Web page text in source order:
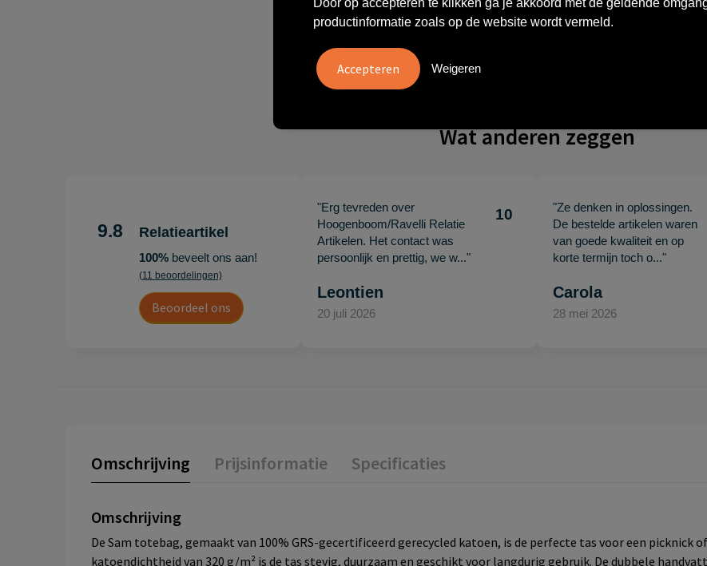
Onbewerkt
1
4
Wat anderen zeggen
9.8 Relatieartikel
100%beveelt ons aan!
(11 beoordelingen)
Beoordeel ons
"Erg tevreden over
Hoogenboom/Ravelli Relatie
Artikelen. Het contact was
persoonlijk en prettig, we w..."
10
Leontien
20 juli 2026
"Ze denken in oplossingen.
De bestelde artikelen waren
van goede kwaliteit en op
korte termijn toch o..."
Carola
28 mei 2026
Omschrijving Prijsinformatie Specificaties
Omschrijving
De Sam totebag, gemaakt van 100% GRS-gecertificeerd gerecycled katoen, is de perfecte tas voor een picknick
katoendichtheid van 320 g/m² is de tas stevig, duurzaam en geschikt voor langdurig gebruik. De dubbele
productinformatie zoals op de website wordt vermeld.
Weigeren